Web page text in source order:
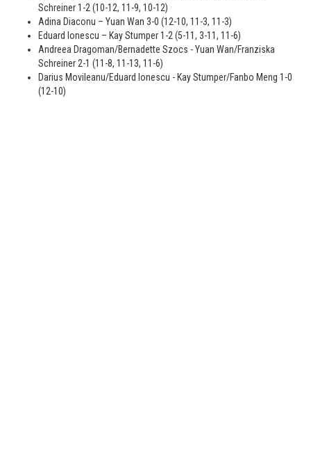
Schreiner 1-2 (10-12, 11-9, 10-12)
Adina Diaconu – Yuan Wan 3-0 (12-10, 11-3, 11-3)
Eduard Ionescu – Kay Stumper 1-2 (5-11, 3-11, 11-6)
Andreea Dragoman/Bernadette Szocs - Yuan Wan/Franziska
Schreiner 2-1 (11-8, 11-13, 11-6)
Darius Movileanu/Eduard Ionescu - Kay Stumper/Fanbo Meng 1-0
(12-10)